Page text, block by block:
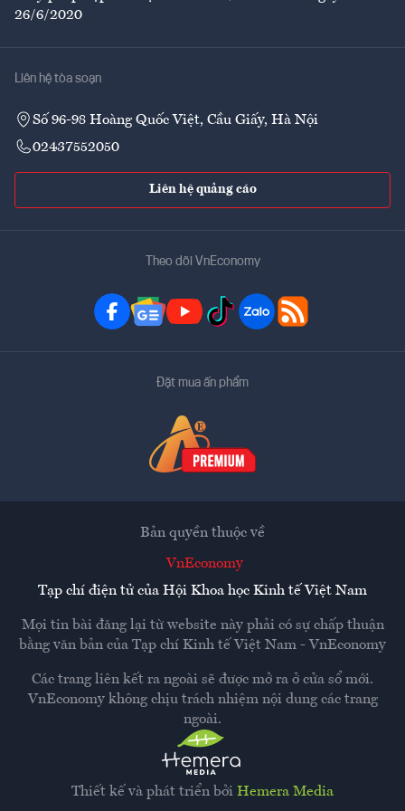
26/6/2020
Liên hệ tòa soạn
Số 96-98 Hoàng Quốc Việt, Cầu Giấy, Hà Nội
02437552050
Liên hệ quảng cáo
Theo dõi VnEconomy
Đặt mua ấn phẩm
Thiết kế và phát triển bởi Hemera Media
Bản quyền thuộc về
VnEconomy
Tạp chí điện tử của Hội Khoa học Kinh tế Việt Nam
Mọi tin bài đăng lại từ website này phải có sự chấp thuận
bằng văn bản của Tạp chí Kinh tế Việt Nam - VnEconomy
Các trang liên kết ra ngoài sẽ được mở ra ở cửa sổ mới.
VnEconomy không chịu trách nhiệm nội dung các trang
ngoài.